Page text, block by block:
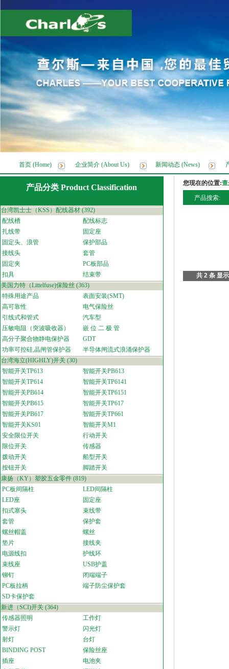
首页 (Home) 企业简介 (About Us) 新闻动态 (News)
产品分类 Product Classification 您现在的位置:
产品搜索:
台湾凯士士（KSS）配线器材 (392)
配线槽
配线标志
扎线带
固定座
固定头、浪管
保护部品
接线头
套管
固定夹
PC板部品
扣具
结束带
美国力特（Littelfuse)保险丝 (363)
特殊用途产品
表面安装(SMT)
高可靠性
电气保险丝
引线式和管式
汽车型
压敏电阻（突波吸收器）
嵌 位 二 极 管
高分子聚合物静电保护器
GDT
功率可控硅,晶闸管保护器
半导体闸流式浪涌保护器
台湾海立(HIGHLY)开关 (30)
智能开关TP613
智能开关PB613
智能开关TP614
智能开关TP6141
智能开关PB614
智能开关TP6151
智能开关PB615
智能开关TP617
智能开关PB617
智能开关TP661
智能开关KS01
智能开关M1
安全限位开关
行动开关
限位开关
传感器
拨动开关
船型开关
按钮开关
脚踏开关
康扬（KY）塑胶五金零件 (819)
PC板间隔柱
LED间隔柱
LED座
固定座
扣式塞头
束线带
套管
保护套
螺丝帽盖
螺丝
垫片
接线夹
电源线扣
护线环
束线座
USB护盖
铆钉
闭端端子
PC板拉柄
端子防尘保护套
SD卡保护套
新进（SCI)开关 (364)
传感器照明
工作灯
警示灯
闪光灯
射灯
台灯
BINDING POST
保险丝座
插座
电池夹
共 2 条 显